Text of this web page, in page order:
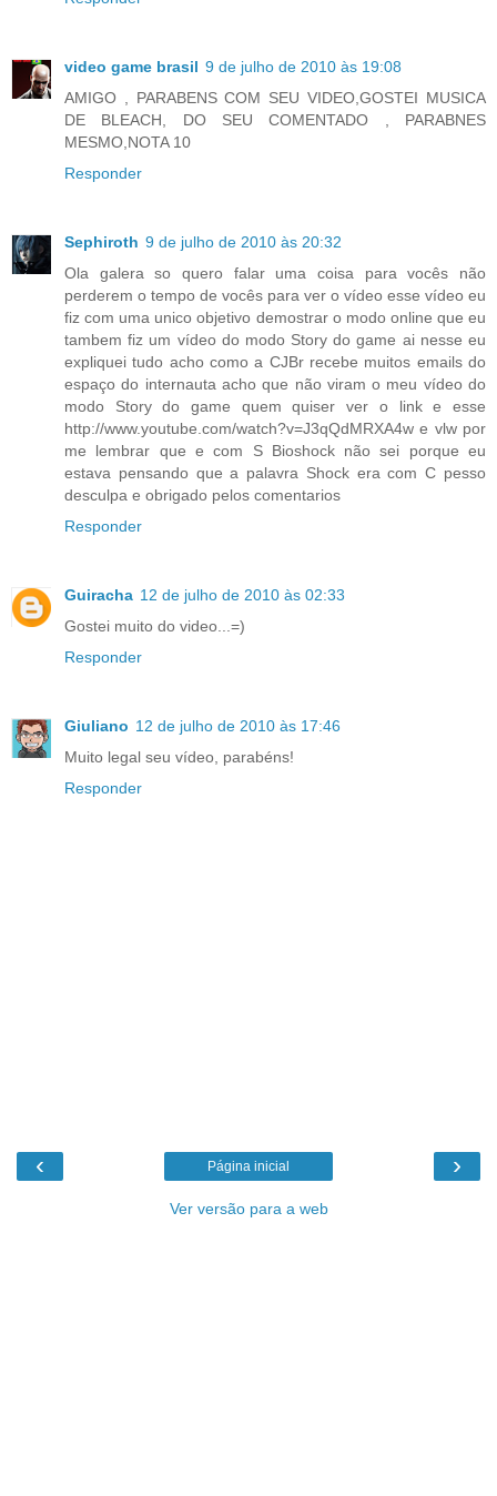
video game brasil 9 de julho de 2010 às 19:08
AMIGO , PARABENS COM SEU VIDEO,GOSTEI MUSICA
DE BLEACH, DO SEU COMENTADO , PARABNES
MESMO,NOTA 10
Responder
Sephiroth 9 de julho de 2010 às 20:32
Ola galera so quero falar uma coisa para vocês não
perderem o tempo de vocês para ver o vídeo esse vídeo eu
fiz com uma unico objetivo demostrar o modo online que eu
tambem fiz um vídeo do modo Story do game ai nesse eu
expliquei tudo acho como a CJBr recebe muitos emails do
espaço do internauta acho que não viram o meu vídeo do
modo Story do game quem quiser ver o link e esse
http://www.youtube.com/watch?v=J3qQdMRXA4w e vlw por
me lembrar que e com S Bioshock não sei porque eu
estava pensando que a palavra Shock era com C pesso
desculpa e obrigado pelos comentarios
Responder
Guiracha 12 de julho de 2010 às 02:33
Gostei muito do video...=)
Responder
Giuliano 12 de julho de 2010 às 17:46
Muito legal seu vídeo, parabéns!
Responder
‹ ›
Página inicial
Ver versão para a web